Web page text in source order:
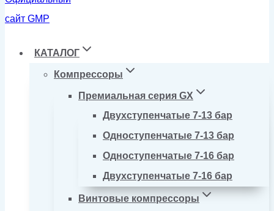
КАТАЛОГ
Компрессоры
Премиальная серия GX
Двухступенчатые 7-13 бар
Одноступенчатые 7-13 бар
Одноступенчатые 7-16 бар
Двухступенчатые 7-16 бар
Винтовые компрессоры